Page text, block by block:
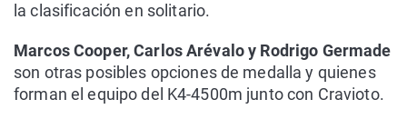
la clasificación en solitario.
Marcos Cooper, Carlos Arévalo y Rodrigo Germade
son otras posibles opciones de medalla y quienes
forman el equipo del K4-4500m junto con Cravioto.